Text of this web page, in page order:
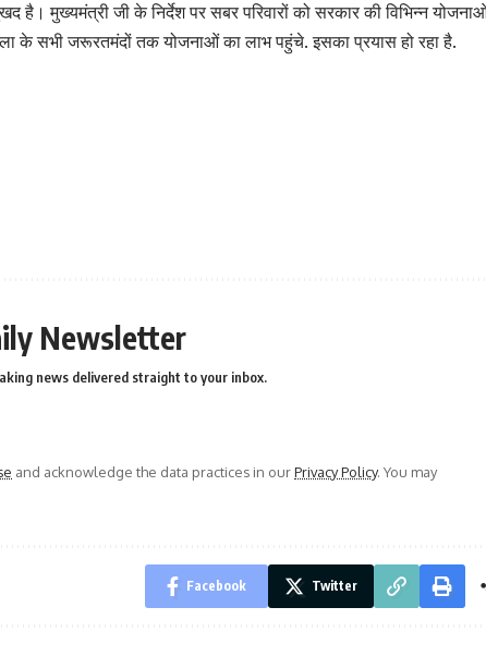
है। मुख्यमंत्री जी के निर्देश पर सबर परिवारों को सरकार की विभिन्न
के सभी जरूरतमंदों तक योजनाओं का लाभ पहुंचे. इसका प्रयास हो रहा है.
Newsletter
news delivered straight to your inbox.
and acknowledge the data practices in ourPrivacy Policy. You may
Facebook Twitter